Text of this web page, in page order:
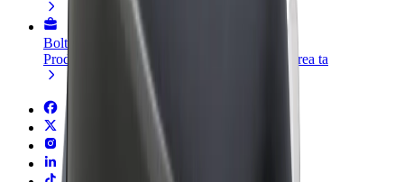
Bolt for Business
Produse și servicii Bolt adaptate pentru afacerea ta